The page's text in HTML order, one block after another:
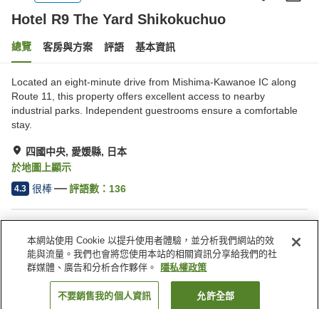
Hotel R9 The Yard Shikokuchuo
總覽 客房與方案 評語 基本資訊
Located an eight-minute drive from Mishima-Kawanoe IC along
Route 11, this property offers excellent access to nearby
industrial parks. Independent guestrooms ensure a comfortable
stay.
四國中央, 愛媛縣, 日本
於地圖上顯示
4.3 很棒 評語數： 136
全館禁菸
指定吸菸區
自動販賣機
免費停車
日本 愛媛縣 四國中央 Hotel R9 The Yard Shikokuchuo
找客房
本網站使用 Cookie 以提升使用者體驗，並分析我們網站的效
能與流量。我們也會將您使用本站的相關資訊分享給我們的社
群媒體、廣告和分析合作夥伴。
隱私權政策
不要銷售我的個人資訊 允許全部